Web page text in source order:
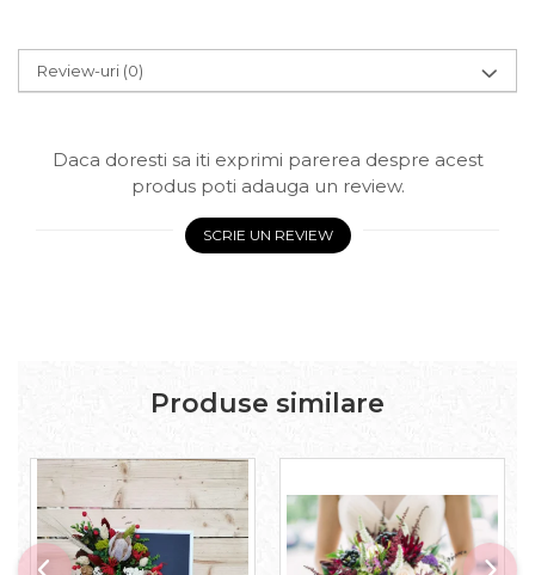
Review-uri (0)
Daca doresti sa iti exprimi parerea despre acest
produs poti adauga un review.
SCRIE UN REVIEW
Produse similare